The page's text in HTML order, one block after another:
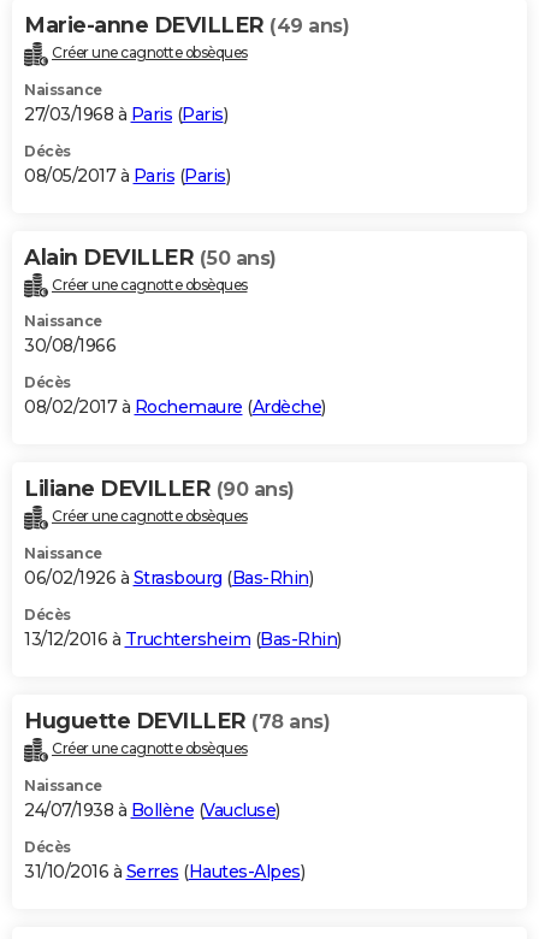
Marie-anne DEVILLER (49 ans)
Créer une cagnotte obsèques
Naissance
27/03/1968 à Paris (Paris)
Décès
08/05/2017 à Paris (Paris)
Alain DEVILLER (50 ans)
Créer une cagnotte obsèques
Naissance
30/08/1966
Décès
08/02/2017 à Rochemaure (Ardèche)
Liliane DEVILLER (90 ans)
Créer une cagnotte obsèques
Naissance
06/02/1926 à Strasbourg (Bas-Rhin)
Décès
13/12/2016 à Truchtersheim (Bas-Rhin)
Huguette DEVILLER (78 ans)
Créer une cagnotte obsèques
Naissance
24/07/1938 à Bollène (Vaucluse)
Décès
31/10/2016 à Serres (Hautes-Alpes)